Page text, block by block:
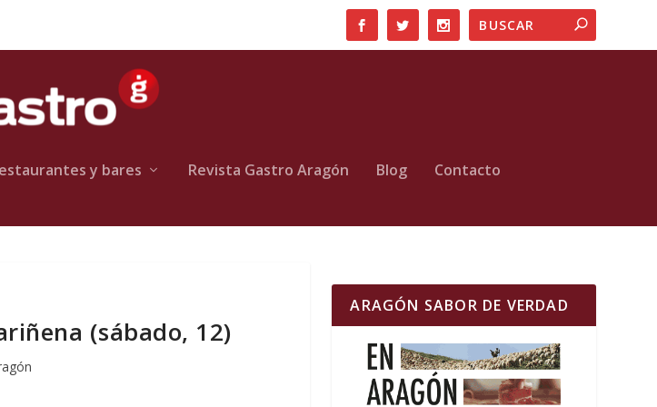
y bares Revista Gastro Aragón Blog Contacto
(sábado, 12)
ARAGÓN SABOR DE VERDAD